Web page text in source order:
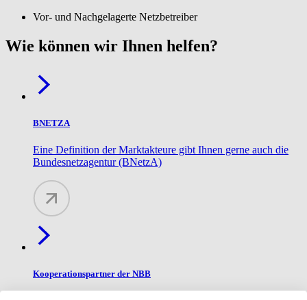
Vor- und Nachgelagerte Netzbetreiber
Wie können wir Ihnen helfen?
BNETZA
Eine Definition der Marktakteure gibt Ihnen gerne auch die
Bundesnetzagentur (BNetzA)
Kooperationspartner der NBB